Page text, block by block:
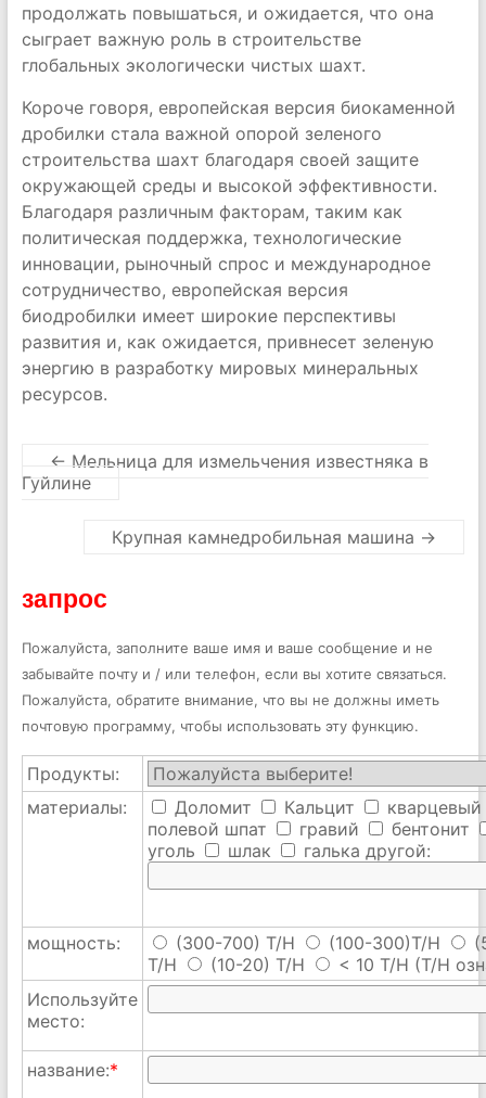
продолжать повышаться, и ожидается, что она
сыграет важную роль в строительстве
глобальных экологически чистых шахт.
Короче говоря, европейская версия биокаменной
дробилки стала важной опорой зеленого
строительства шахт благодаря своей защите
окружающей среды и высокой эффективности.
Благодаря различным факторам, таким как
политическая поддержка, технологические
инновации, рыночный спрос и международное
сотрудничество, европейская версия
биодробилки имеет широкие перспективы
развития и, как ожидается, привнесет зеленую
энергию в разработку мировых минеральных
ресурсов.
← Мельница для измельчения известняка в
Гуйлине
Крупная камнедробильная машина →
запрос
Пожалуйста, заполните ваше имя и ваше сообщение и не
забывайте почту и / или телефон, если вы хотите связаться.
Пожалуйста, обратите внимание, что вы не должны иметь
почтовую программу, чтобы использовать эту функцию.
Продукты:
материалы:
Доломит Кальцит
кварцевый
полевой шпат
гравий
бентонит
уголь
шлак галька другой:
мощность: (300-700) T/H (100-300)T/H
T/H
(10-20) T/H < 10 T/H (T/H
Используйте
место:
название:*